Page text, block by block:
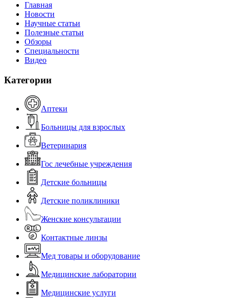
Главная
Новости
Научные статьи
Полезные статьи
Обзоры
Специальности
Видео
Категории
Аптеки
Больницы для взрослых
Ветеринария
Гос лечебные учреждения
Детские больницы
Детские поликлиники
Женские консультации
Контактные линзы
Мед товары и оборудование
Медицинские лаборатории
Медицинские услуги